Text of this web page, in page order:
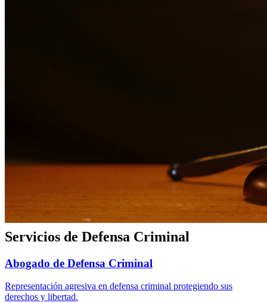
Abogado de Manutención Infantil
Representación experimentada para asuntos de manutención infantil,
modificaciones y cumplimiento.
Servicios de Defensa Criminal
Abogado de Defensa Criminal
Representación agresiva en defensa criminal protegiendo sus
derechos y libertad.